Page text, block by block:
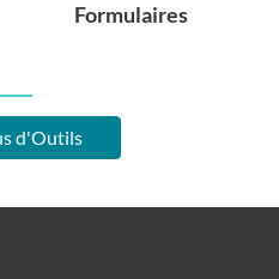
Formulaires
d'Outils